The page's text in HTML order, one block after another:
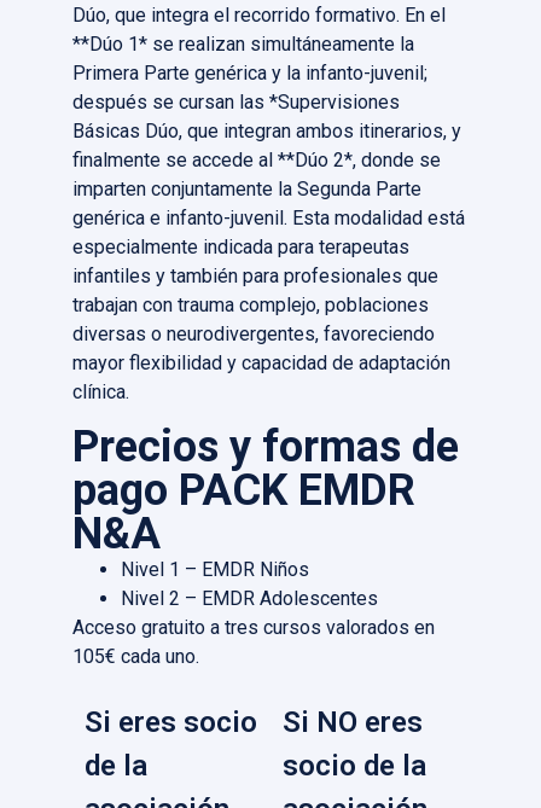
Dúo, que integra el recorrido formativo. En el
**Dúo 1* se realizan simultáneamente la
Primera Parte genérica y la infanto-juvenil;
después se cursan las *Supervisiones
Básicas Dúo, que integran ambos itinerarios, y
finalmente se accede al **Dúo 2*, donde se
imparten conjuntamente la Segunda Parte
genérica e infanto-juvenil. Esta modalidad está
especialmente indicada para terapeutas
infantiles y también para profesionales que
trabajan con trauma complejo, poblaciones
diversas o neurodivergentes, favoreciendo
mayor flexibilidad y capacidad de adaptación
clínica.
Precios y formas de
pago PACK EMDR
N&A
Nivel 1 – EMDR Niños
Nivel 2 – EMDR Adolescentes
Acceso gratuito a tres cursos valorados en
105€ cada uno.
Si eres socio
de la
Si NO eres
socio de la